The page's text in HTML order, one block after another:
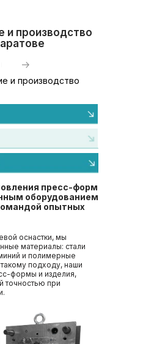
и производство
оснастки, мы
материалы: стали
и полимерные
подходу, наши
формы и изделия,
точностью при
пресс-форм
оборудованием
опытных
и производство